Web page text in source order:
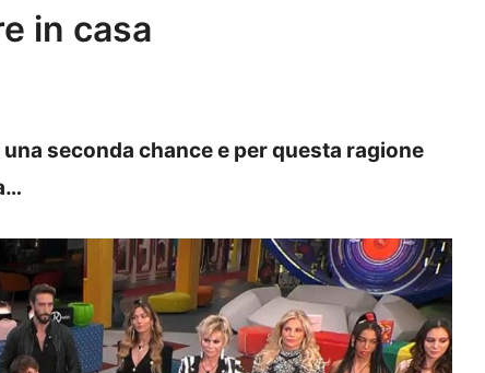
in casa
seconda chance e per questa ragione